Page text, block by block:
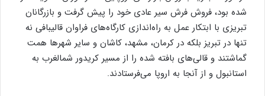
شده بود، فروش فرش سیر عادی خود را پیش گرفت و بازرگانان
تبریزی با ابتکار عمل به راه‌اندازی کارگاه‌های فراوان قالیبافی نه
تنها در تبریز بلکه در کرمان، مشهد، کاشان و سایر شهرها همت
گماشتند و قالی‌های بافته شده را از مسیر کریدور شمالغرب به
استانبول و از آنجا به اروپا می‌فرستادند.